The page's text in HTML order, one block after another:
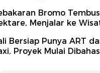
Bromo
Menjalar ke
Bersiap Punya ART
Proyek Mulai Dibahas